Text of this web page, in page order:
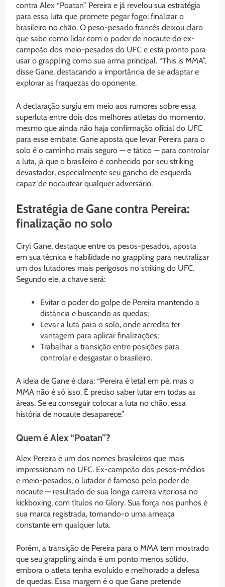
contra Alex “Poatan” Pereira e já revelou sua estratégia
para essa luta que promete pegar fogo: finalizar o
brasileiro no chão. O peso-pesado francês deixou claro
que sabe como lidar com o poder de nocaute do ex-
campeão dos meio-pesados do UFC e está pronto para
usar o grappling como sua arma principal. “This is MMA”,
disse Gane, destacando a importância de se adaptar e
explorar as fraquezas do oponente.
A declaração surgiu em meio aos rumores sobre essa
superluta entre dois dos melhores atletas do momento,
mesmo que ainda não haja confirmação oficial do UFC
para esse embate. Gane aposta que levar Pereira para o
solo é o caminho mais seguro — e tático — para controlar
a luta, já que o brasileiro é conhecido por seu striking
devastador, especialmente seu gancho de esquerda
capaz de nocautear qualquer adversário.
Estratégia de Gane contra Pereira:
finalização no solo
Ciryl Gane, destaque entre os pesos-pesados, aposta
em sua técnica e habilidade no grappling para neutralizar
um dos lutadores mais perigosos no striking do UFC.
Segundo ele, a chave será:
Evitar o poder do golpe de Pereira mantendo a
distância e buscando as quedas;
Levar a luta para o solo, onde acredita ter
vantagem para aplicar finalizações;
Trabalhar a transição entre posições para
controlar e desgastar o brasileiro.
A ideia de Gane é clara: “Pereira é letal em pé, mas o
MMA não é só isso. É preciso saber lutar em todas as
áreas. Se eu conseguir colocar a luta no chão, essa
história de nocaute desaparece.”
Quem é Alex “Poatan”?
Alex Pereira é um dos nomes brasileiros que mais
impressionam no UFC. Ex-campeão dos pesos-médios
e meio-pesados, o lutador é famoso pelo poder de
nocaute — resultado de sua longa carreira vitoriosa no
kickboxing, com títulos no Glory. Sua força nos punhos é
sua marca registrada, tornando-o uma ameaça
constante em qualquer luta.
Porém, a transição de Pereira para o MMA tem mostrado
que seu grappling ainda é um ponto menos sólido,
embora o atleta tenha evoluído e melhorado a defesa
de quedas. Essa margem é o que Gane pretende